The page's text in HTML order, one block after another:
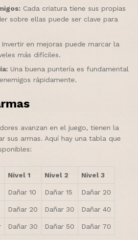
Cada criatura tiene sus propias
sobre ellas puede ser clave para
Invertir en mejoras puede marcar la
más difíciles.
Una buena puntería es fundamental
rápidamente.
avanzan en el juego, tienen la
sus armas. Aquí hay una tabla que
Nivel 1 Nivel 2 Nivel 3
Dañar 10 Dañar 15 Dañar 20
Dañar 20 Dañar 30 Dañar 40
Dañar 30 Dañar 50 Dañar 70